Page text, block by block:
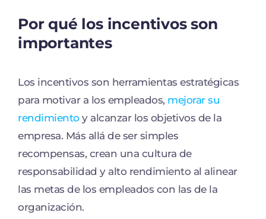
Por qué los incentivos son
importantes
Los incentivos son herramientas estratégicas
para motivar a los empleados, mejorar su
rendimiento y alcanzar los objetivos de la
empresa. Más allá de ser simples
recompensas, crean una cultura de
responsabilidad y alto rendimiento al alinear
las metas de los empleados con las de la
organización.